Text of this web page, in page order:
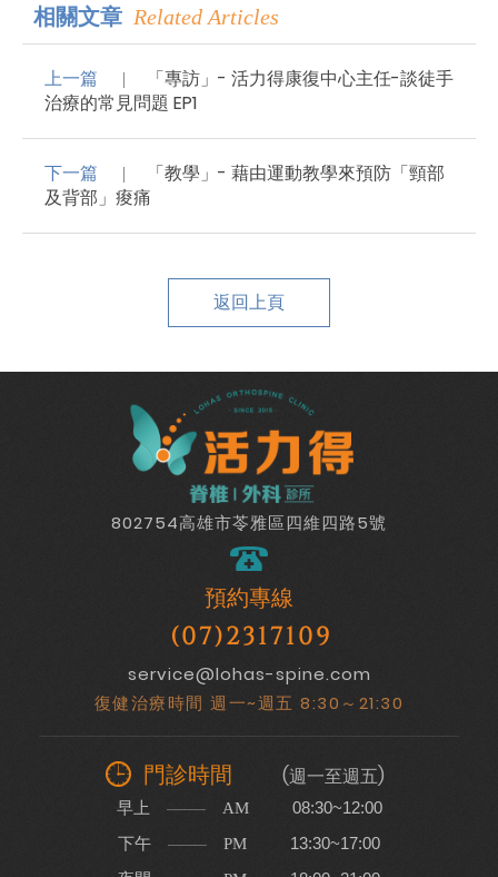
相關文章 Related Articles
上一篇
「專訪」- 活力得康復中心主任-談徒手
治療的常見問題 EP1
下一篇
「教學」- 藉由運動教學來預防「頸部
及背部」痠痛
返回上頁
802754高雄市苓雅區四維四路5號
預約專線
(07)2317109
service@lohas-spine.com
復健治療時間 週一~週五 8:30～21:30
門診時間 (週一至週五)
早上 AM 08:30~12:00
下午 PM 13:30~17:00